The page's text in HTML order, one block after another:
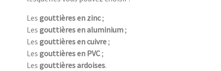
Les gouttières en zinc;
Les gouttières en aluminium;
Les gouttières en cuivre;
Les gouttières en PVC;
Les gouttières ardoises.